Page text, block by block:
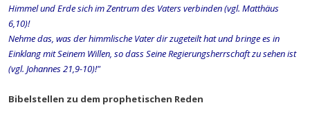
Himmel und Erde sich im Zentrum des Vaters verbinden (vgl. Matthäus
6,10)!
Nehme das, was der himmlische Vater dir zugeteilt hat und bringe es in
Einklang mit Seinem Willen, so dass Seine Regierungsherrschaft zu sehen ist
(vgl. Johannes 21,9-10)!"
Bibelstellen zu dem prophetischen Reden